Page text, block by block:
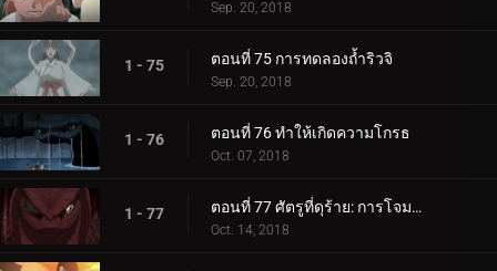
Sep. 20, 2018
1 - 75 ตอนที่ 75 การทดลองถ้ำริวจิ
Sep. 20, 2018
1 - 76 ตอนที่ 76 ทำให้เกิดความโกรธ
Oct. 07, 2018
1 - 77 ตอนที่ 77 ศัตรูที่ดุร้าย: การโจมตีอันดุร้ายของการาก้า!
Oct. 14, 2018